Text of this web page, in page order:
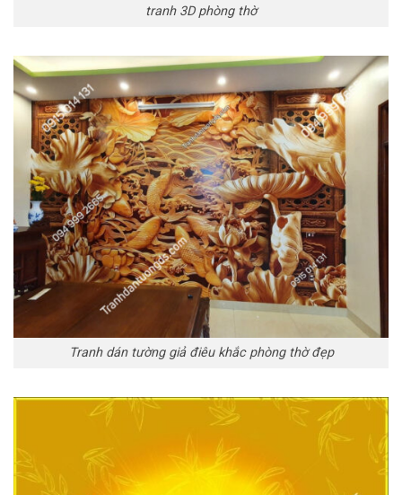
tranh 3D phòng thờ
Tranh dán tường giả điêu khắc phòng thờ đẹp